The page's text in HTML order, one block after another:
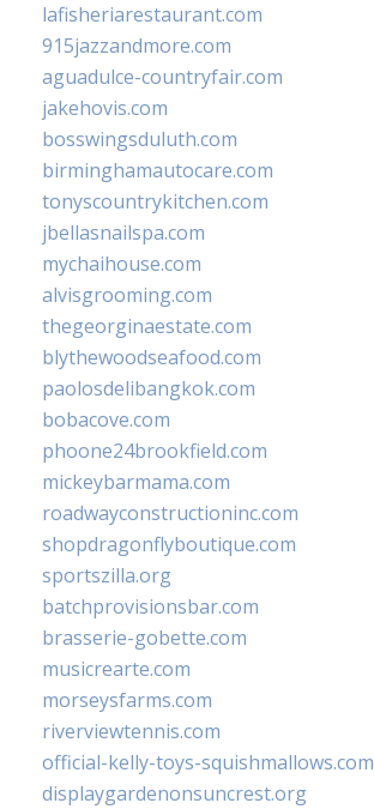
lafisheriarestaurant.com
915jazzandmore.com
aguadulce-countryfair.com
jakehovis.com
bosswingsduluth.com
birminghamautocare.com
tonyscountrykitchen.com
jbellasnailspa.com
mychaihouse.com
alvisgrooming.com
thegeorginaestate.com
blythewoodseafood.com
paolosdelibangkok.com
bobacove.com
phoone24brookfield.com
mickeybarmama.com
roadwayconstructioninc.com
shopdragonflyboutique.com
sportszilla.org
batchprovisionsbar.com
brasserie-gobette.com
musicrearte.com
morseysfarms.com
riverviewtennis.com
official-kelly-toys-squishmallows.com
displaygardenonsuncrest.org